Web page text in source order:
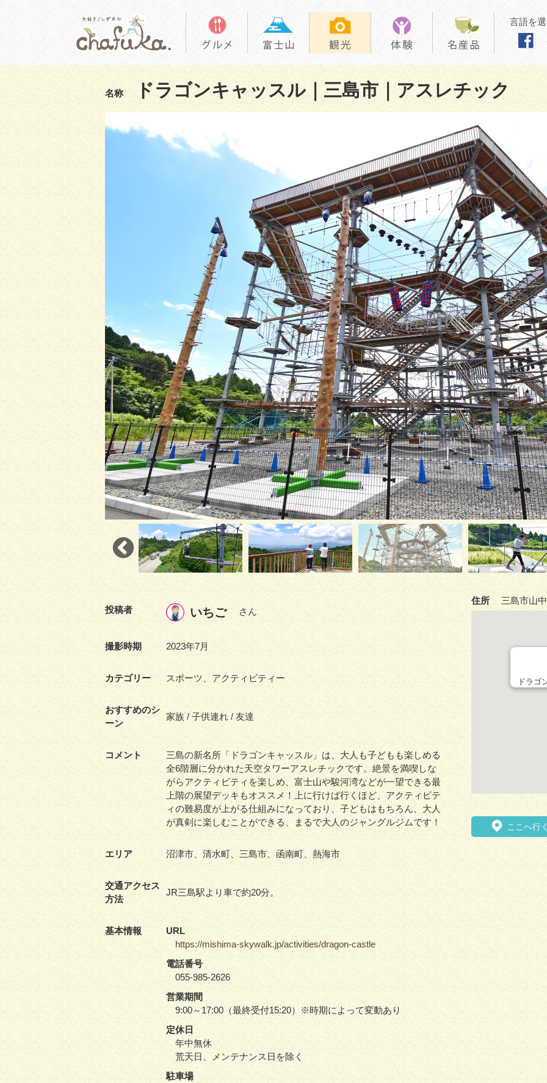
言語を
名称 ドラゴンキャッスル｜三島市｜アスレチック
投稿者 いちご さん
撮影時期 2023年7月
カテゴリー スポーツ、アクティビティー
おすすめのシ
ーン
家族 / 子供連れ / 友達
コメント
三島の新名所「ドラゴンキャッスル」は、大人も子どもも楽しめる
全6階層に分かれた天空タワーアスレチックです。絶景を満喫しな
がらアクティビティを楽しめ、富士山や駿河湾などが一望できる最
上階の展望デッキもオススメ！上に行けば行くほど、アクティビテ
ィの難易度が上がる仕組みになっており、子どもはもちろん、大人
が真剣に楽しむことができる、まるで大人のジャングルジムです！
エリア 沼津市、清水町、三島市、函南町、熱海市
交通アクセス
方法
JR三島駅より車で約20分。
基本情報
URL
https://mishima-skywalk.jp/activities/dragon-castle
電話番号
055-985-2626
営業期間
9:00～17:00（最終受付15:20）※時期によって変動あり
定休日
年中無休
荒天日、メンテナンス日を除く
駐車場
住所 三島市山
ドラゴ
ここへ行